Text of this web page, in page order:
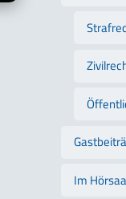
Im